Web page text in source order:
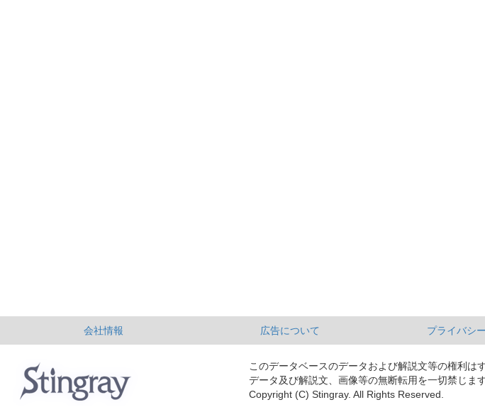
会社情報 広告について プライバシ
このデータベースのデータおよび解説文等の権利は
データ及び解説文、画像等の無断転用を一切禁じます
Copyright (C) Stingray. All Rights Reserved.